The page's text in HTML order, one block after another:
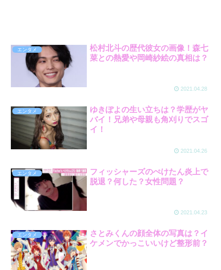
エンタメ
松村北斗の歴代彼女の画像！森七
菜との熱愛や岡崎紗絵の真相は？
2021.04.28
エンタメ
ゆきぽよの生い立ちは？学歴がヤ
バイ！兄弟や母親も角刈りでスゴ
イ！
2021.04.26
エンタメ
フィッシャーズのぺけたん炎上で
脱退？何した？女性問題？
2021.04.23
エンタメ
さとみくんの顔全体の写真は？イ
ケメンでかっこいいけど整形前？